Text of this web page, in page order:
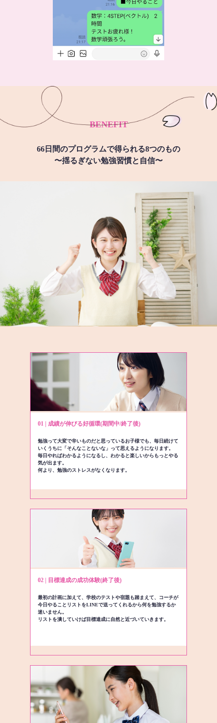
BENEFIT
66日間のプログラムで得られる8つのもの
〜揺るぎない勉強習慣と自信〜
01 | 成績が伸びる好循環(期間中/終了後)
勉強って大変で辛いものだと思っているお子様でも、毎日続けて
いくうちに「そんなことないな」って思えるようになります。
毎日やればわかるようになるし、わかると楽しいからもっとやる
気が出ます。
何より、勉強のストレスがなくなります。
02 | 目標達成の成功体験(終了後)
最初の計画に加えて、学校のテストや宿題も踏まえて、コーチが
今日やることリストをLINEで送ってくれるから何を勉強するか
迷いません。
リストを潰していけば目標達成に自然と近づいていきます。